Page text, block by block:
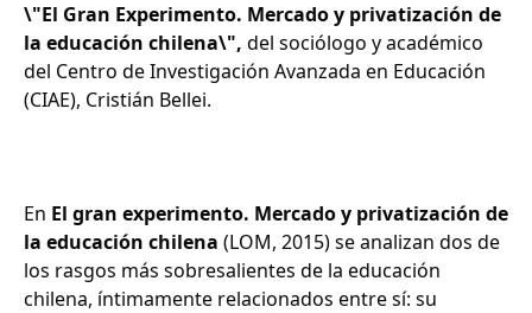
\"El Gran Experimento. Mercado y privatización de
la educación chilena\", del sociólogo y académico
del Centro de Investigación Avanzada en Educación
(CIAE), Cristián Bellei.
En El gran experimento. Mercado y privatización de
la educación chilena (LOM, 2015) se analizan dos de
los rasgos más sobresalientes de la educación
chilena, íntimamente relacionados entre sí: su